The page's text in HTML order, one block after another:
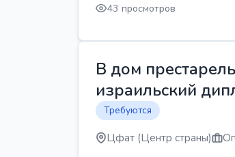
43 просмотров
В дом
израильский
Требуются
Цфат (Центр страны)